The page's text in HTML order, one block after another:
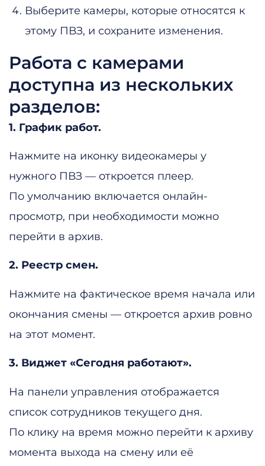
Выберите камеры, которые относятся к
этому ПВЗ, и сохраните изменения.
Работа с камерами
доступна из нескольких
разделов:
1. График работ.
Нажмите на иконку видеокамеры у
нужного ПВЗ — откроется плеер.
По умолчанию включается онлайн-
просмотр, при необходимости можно
перейти в архив.
2. Реестр смен.
Нажмите на фактическое время начала или
окончания смены — откроется архив ровно
на этот момент.
3. Виджет «Сегодня работают».
На панели управления отображается
список сотрудников текущего дня.
По клику на время можно перейти к архиву
момента выхода на смену или её